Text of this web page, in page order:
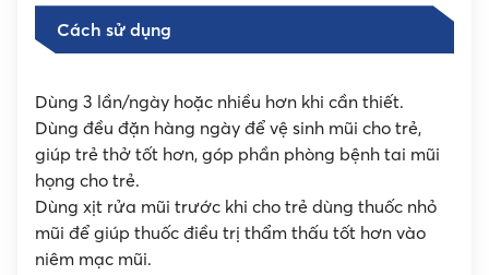
Cách sử dụng
Dùng 3 lần/ngày hoặc nhiều hơn khi cần thiết.
Dùng đều đặn hàng ngày để vệ sinh mũi cho trẻ,
giúp trẻ thở tốt hơn, góp phần phòng bệnh tai mũi
họng cho trẻ.
Dùng xịt rửa mũi trước khi cho trẻ dùng thuốc nhỏ
mũi để giúp thuốc điều trị thẩm thấu tốt hơn vào
niêm mạc mũi.